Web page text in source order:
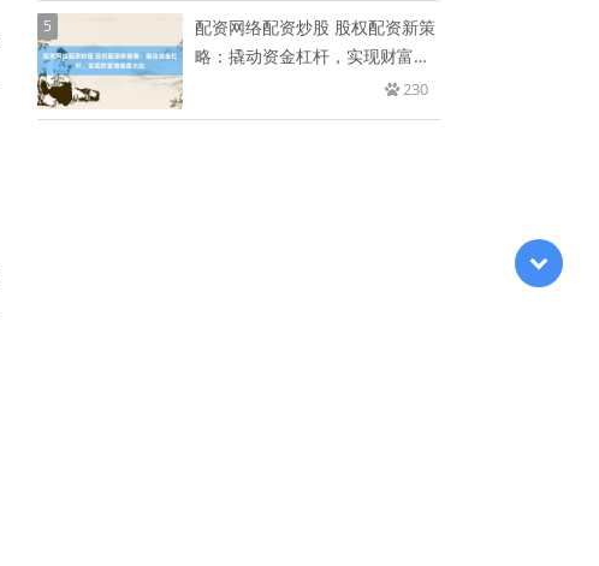
5
配资网络配资炒股 股权配资新策
略：撬动资金杠杆，实现财富增
230